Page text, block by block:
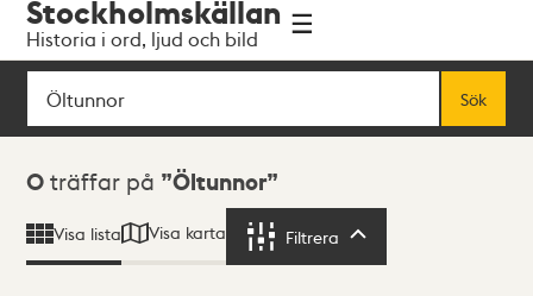
navigationen
huvudinnehållet
Stockholmskällan
Historia i ord, ljud och bild
Sök
Sök
Sökresultat
0 träffar på Öltunnor
Visa lista Visa karta Filtrera